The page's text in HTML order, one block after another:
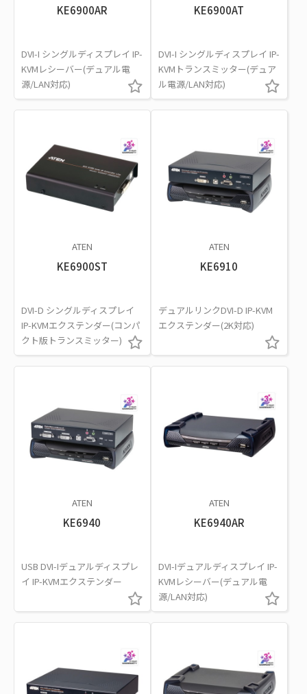
KE6900AR
DVI-I シングルディスプレイ IP-
KVMレシーバー(デュアル電
源/LAN対応)
KE6900AT
DVI-I シングルディスプレイ IP-
KVMトランスミッター(デュア
ル電源/LAN対応)
ATEN
KE6900ST
DVI-D シングルディスプレイ
IP-KVMエクステンダー(コンパ
クト版トランスミッター)
ATEN
KE6910
デュアルリンクDVI-D IP-KVM
エクステンダー(2K対応)
ATEN
KE6940
USB DVI-Iデュアルディスプレ
イ IP-KVMエクステンダー
ATEN
KE6940AR
DVI-Iデュアルディスプレイ IP-
KVMレシーバー(デュアル電
源/LAN対応)